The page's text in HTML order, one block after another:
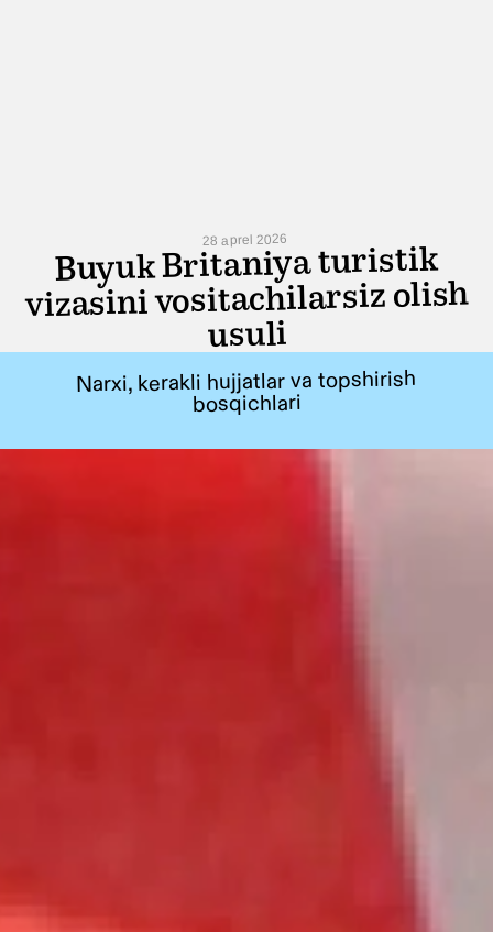
Narxi, kerakli hujjatlar va topshirish
bosqichlari
28 aprel 2026
Buyuk Britaniya turistik
vizasini vositachilarsiz olish
usuli